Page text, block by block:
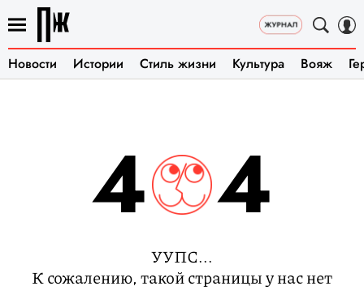
Новости Истории Стиль жизни Культура Вояж
4 4
УУПС...
К сожалению, такой страницы у нас нет